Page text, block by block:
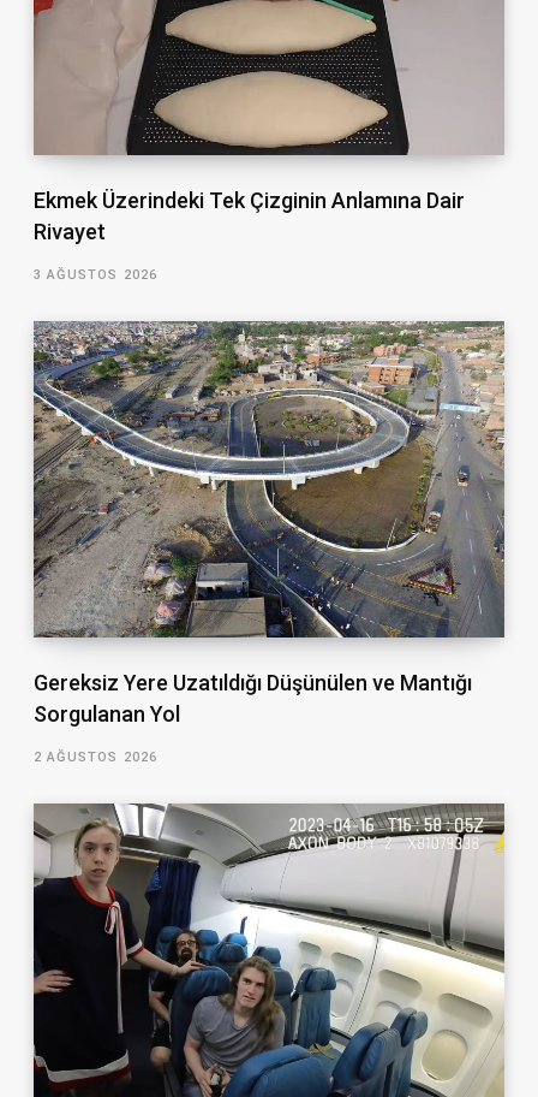
Ekmek Üzerindeki Tek Çizginin Anlamına Dair
Rivayet
3 AĞUSTOS 2026
Gereksiz Yere Uzatıldığı Düşünülen ve Mantığı
Sorgulanan Yol
2 AĞUSTOS 2026